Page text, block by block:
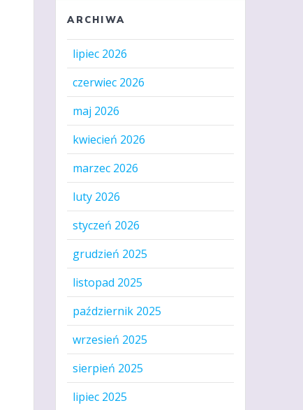
ARCHIWA
lipiec 2026
czerwiec 2026
maj 2026
kwiecień 2026
marzec 2026
luty 2026
styczeń 2026
grudzień 2025
listopad 2025
październik 2025
wrzesień 2025
sierpień 2025
lipiec 2025